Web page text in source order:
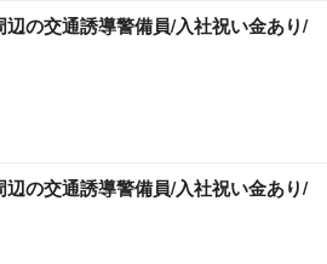
辺の交通誘導警備員/入社祝い金あり/
辺の交通誘導警備員/入社祝い金あり/